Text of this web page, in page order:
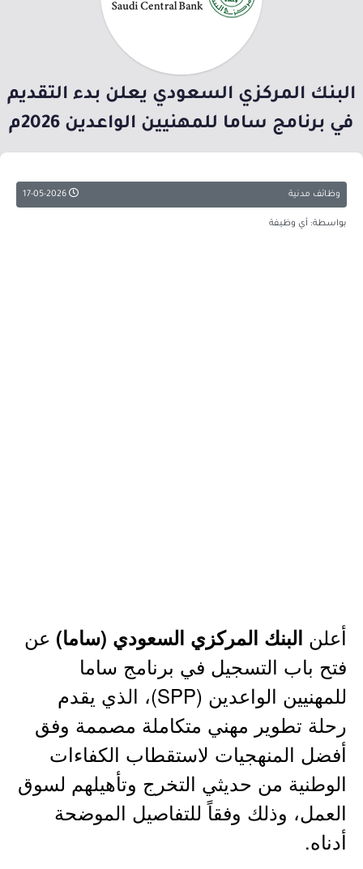
البنك المركزي السعودي يعلن بدء التقديم
في برنامج ساما للمهنيين الواعدين 2026م
وظائف مدنية
بواسطة: أي وظيفة
أعلن البنك المركزي السعودي (ساما) عن
فتح باب التسجيل في برنامج ساما
للمهنيين الواعدين (SPP)، الذي يقدم
رحلة تطوير مهني متكاملة مصممة وفق
أفضل المنهجيات لاستقطاب الكفاءات
الوطنية من حديثي التخرج وتأهيلهم لسوق
العمل، وذلك وفقاً للتفاصيل الموضحة
أدناه.